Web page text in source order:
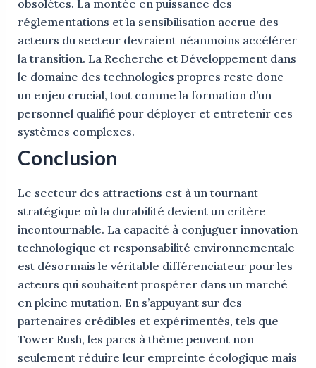
obsolètes. La montée en puissance des
réglementations et la sensibilisation accrue des
acteurs du secteur devraient néanmoins accélérer
la transition. La Recherche et Développement dans
le domaine des technologies propres reste donc
un enjeu crucial, tout comme la formation d’un
personnel qualifié pour déployer et entretenir ces
systèmes complexes.
Conclusion
Le secteur des attractions est à un tournant
stratégique où la durabilité devient un critère
incontournable. La capacité à conjuguer innovation
technologique et responsabilité environnementale
est désormais le véritable différenciateur pour les
acteurs qui souhaitent prospérer dans un marché
en pleine mutation. En s’appuyant sur des
partenaires crédibles et expérimentés, tels que
Tower Rush, les parcs à thème peuvent non
seulement réduire leur empreinte écologique mais